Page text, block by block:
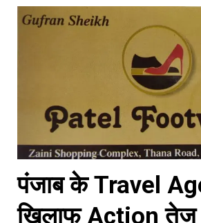
पंजाब के Travel
खिलाफ Action तेज